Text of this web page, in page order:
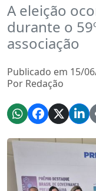
A eleição
durante o
associação
Publicado em 15/
Por Redação